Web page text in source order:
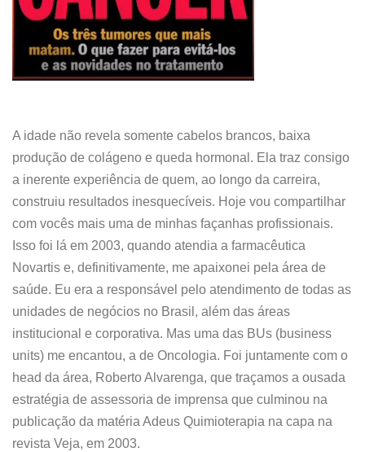
A idade não revela somente cabelos brancos, baixa
produção de colágeno e queda hormonal. Ela traz consigo
a inerente experiência de quem, ao longo da carreira,
construiu resultados inesquecíveis. Hoje vou compartilhar
com vocês mais uma de minhas façanhas profissionais.
Isso foi lá em 2003, quando atendia a farmacêutica
Novartis e, definitivamente, me apaixonei pela área de
saúde. Eu era a responsável pelo atendimento de todas as
unidades de negócios no Brasil, além das áreas
institucional e corporativa. Mas uma das BUs (business
units) me encantou, a de Oncologia. Foi juntamente com o
head da área, Roberto Alvarenga, que traçamos a ousada
estratégia de assessoria de imprensa que culminou na
publicação da matéria Adeus Quimioterapia na capa na
revista Veja, em 2003.